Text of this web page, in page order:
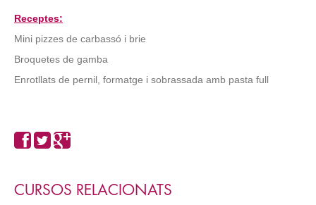
Receptes:
Mini pizzes de carbassó i brie
Broquetes de gamba
Enrotllats de pernil, formatge i sobrassada amb pasta full
CURSOS RELACIONATS